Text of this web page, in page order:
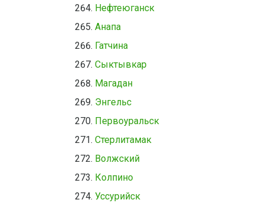
Нефтеюганск
Анапа
Гатчина
Сыктывкар
Магадан
Энгельс
Первоуральск
Стерлитамак
Волжский
Колпино
Уссурийск